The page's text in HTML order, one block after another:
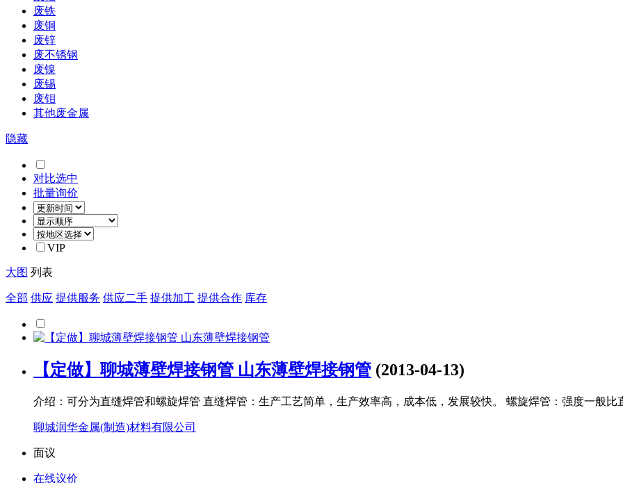
废铁
废铜
废锌
废不锈钢
废镍
废锡
废钼
其他废金属
隐藏
对比选中
批量询价
VIP
大图 列表
全部 供应 提供服务 供应二手 提供加工 提供合作 库存
【定做】聊城薄壁焊接钢管 山东薄壁焊接钢管
介绍：可分为直缝焊管和螺旋焊管 直缝焊管：生产工艺简单，生产效率高，成本低，发展较快。 螺旋焊管：强度一般比